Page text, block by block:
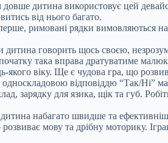
дитина використовує цей
від нього багато.
римовані рядки вимовляються
дитина говорить щось своєю,
така вправа дратуватиме
якого віку. Ще є чудова гра, що
відповіддю “Так/Ні”
зарядку для язика, щік та губ.
набагато швидше та
мову та дрібну моторику.